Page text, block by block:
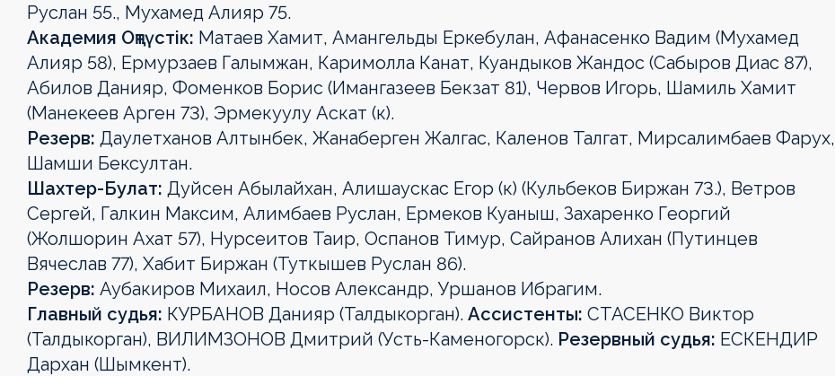
Руслан 55., Мухамед Алияр 75.
Академия Оңтүстік: Матаев Хамит, Амангельды Еркебулан, Афанасенко Вадим (Мухамед
Алияр 58), Ермурзаев Галымжан, Каримолла Канат, Куандыков Жандос (Сабыров Диас 87),
Абилов Данияр, Фоменков Борис (Имангазеев Бекзат 81), Червов Игорь, Шамиль Хамит
(Манекеев Арген 73), Эрмекуулу Аскат (к).
Резерв: Даулетханов Алтынбек, Жанаберген Жалгас, Каленов Талгат, Мирсалимбаев Фарух,
Шамши Бексултан.
Шахтер-Булат: Дуйсен Абылайхан, Алишаускас Егор (к) (Кульбеков Биржан 73.), Ветров
Сергей, Галкин Максим, Алимбаев Руслан, Ермеков Куаныш, Захаренко Георгий
(Жолшорин Ахат 57), Нурсеитов Таир, Оспанов Тимур, Сайранов Алихан (Путинцев
Вячеслав 77), Хабит Биржан (Туткышев Руслан 86).
Резерв: Аубакиров Михаил, Носов Александр, Уршанов Ибрагим.
Главный судья: КУРБАНОВ Данияр (Талдыкорган). Ассистенты: СТАСЕНКО Виктор
(Талдыкорган), ВИЛИМЗОНОВ Дмитрий (Усть-Каменогорск). Резервный судья: ЕСКЕНДИР
Дархан (Шымкент).